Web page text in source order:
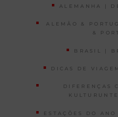
ALEMANHA |
ALEMÃO &
&
BRASIL |
DICAS DE
DIFERENÇAS
ESTAÇÕES DO